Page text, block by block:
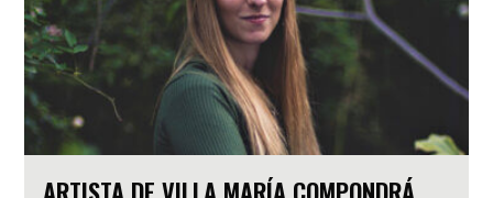
ARTISTA DE VILLA MARÍA COMPONDRÁ